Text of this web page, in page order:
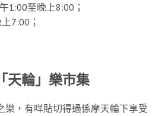
1:00至晚上8:00；
7:00；
天輪」樂市集
樂，有咩貼切得過係摩天輪下享受